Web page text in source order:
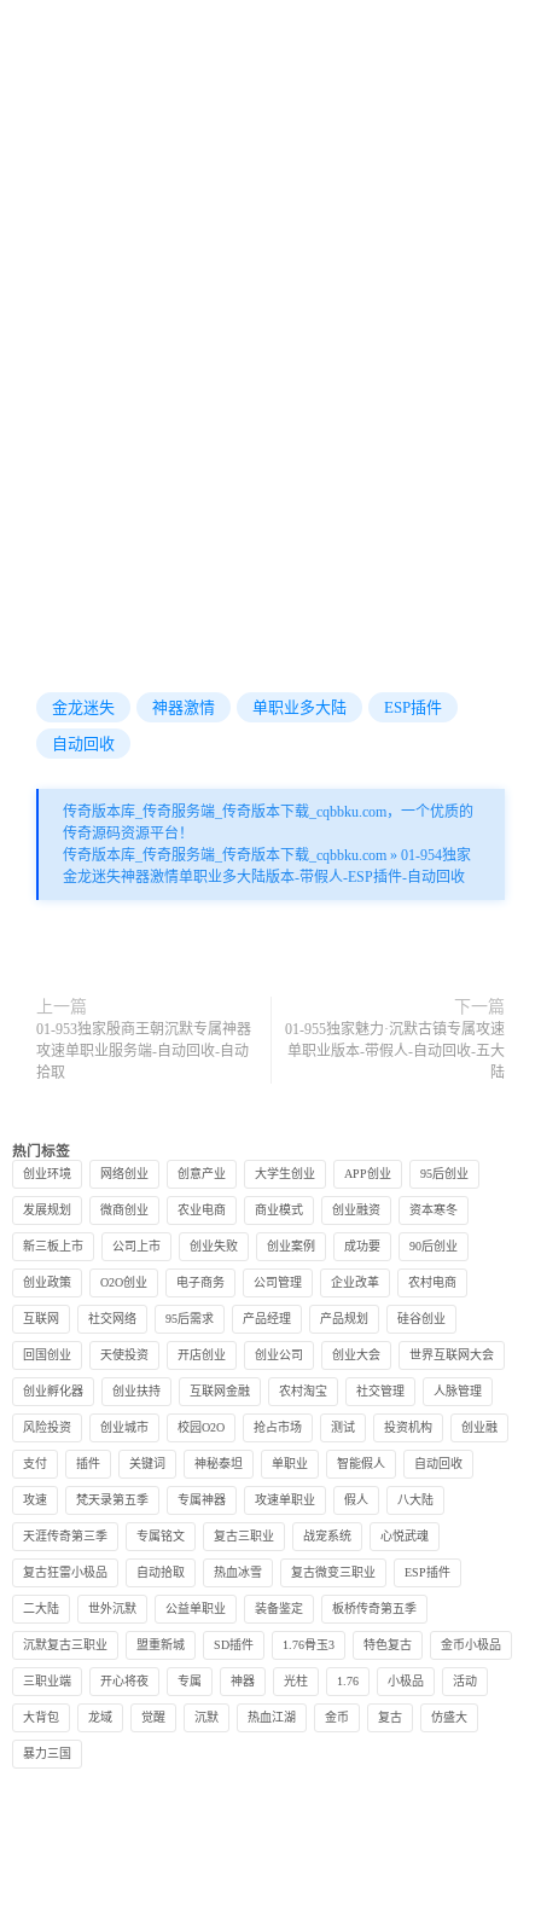
金龙迷失 神器激情 单职业多大陆
ESP插件
自动回收
传奇版本库_传奇服务端_传奇版本下载_cqbbku.com，一个优质的
传奇源码资源平台！
传奇版本库_传奇服务端_传奇版本下载_cqbbku.com » 01-954独家
金龙迷失神器激情单职业多大陆版本-带假人-ESP插件-自动回收
上一篇
01-953独家殷商王朝沉默专属神器
攻速单职业服务端-自动回收-自动
拾取
下一篇
01-955独家魅力·沉默古镇专属攻速
单职业版本-带假人-自动回收-五大
陆
热门标签
创业环境 网络创业 创意产业 大学生创业 APP创业 95后创业
发展规划 微商创业 农业电商 商业模式 创业融资 资本寒冬
新三板上市 公司上市 创业失败 创业案例 成功要 90后创业
创业政策 O2O创业 电子商务 公司管理 企业改革 农村电商
互联网 社交网络 95后需求 产品经理 产品规划 硅谷创业
回国创业 天使投资 开店创业 创业公司 创业大会 世界互联网大会
创业孵化器 创业扶持 互联网金融 农村淘宝 社交管理 人脉管理
风险投资 创业城市 校园O2O 抢占市场 测试 投资机构 创业融
支付 插件 关键词 神秘泰坦 单职业 智能假人 自动回收
攻速 梵天录第五季 专属神器 攻速单职业 假人 八大陆
天涯传奇第三季 专属铭文 复古三职业 战宠系统 心悦武魂
复古狂雷小极品 自动拾取 热血冰雪 复古微变三职业 ESP插件
二大陆 世外沉默 公益单职业 装备鉴定 板桥传奇第五季
沉默复古三职业 盟重新城 SD插件 1.76骨玉3 特色复古 金币小极品
三职业端 开心将夜 专属 神器 光柱 1.76 小极品 活动
大背包 龙域 觉醒 沉默 热血江湖 金币 复古 仿盛大
暴力三国